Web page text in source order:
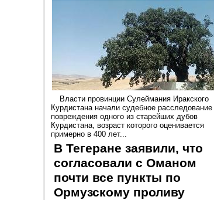
Власти провинции Сулеймания Иракского
Курдистана начали судебное расследование
повреждения одного из старейших дубов
Курдистана, возраст которого оценивается
примерно в 400 лет...
В Тегеране заявили, что
согласовали с Оманом
почти все пункты по
Ормузскому проливу